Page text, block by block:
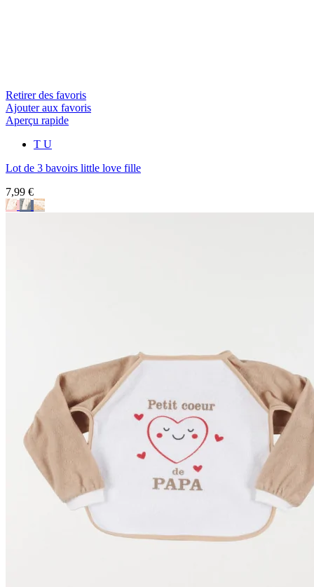
Retirer des favoris
Ajouter aux favoris
Aperçu rapide
T U
Lot de 3 bavoirs little love fille
7,99 €